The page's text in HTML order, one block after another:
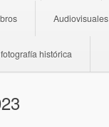
Audiovisuales
histórica